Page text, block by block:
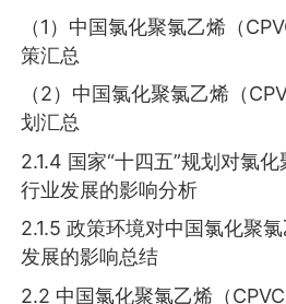
（1）中国氯化聚氯乙烯（
策汇总
（2）中国氯化聚氯乙烯（
划汇总
2.1.4 国家“十四五”规划对氯化
行业发展的影响分析
2.1.5 政策环境对中国氯化聚
发展的影响总结
2.2 中国氯化聚氯乙烯（